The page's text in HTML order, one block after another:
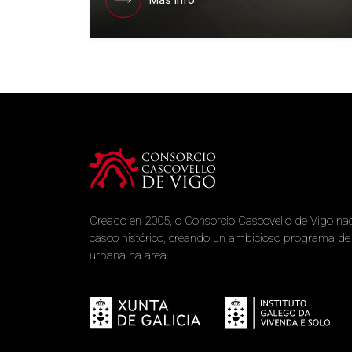
Creado en 2005, o Consorcio Cascovello de Vigo
casco histórico, creando un ambicioso programa
urbana na área.